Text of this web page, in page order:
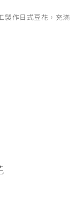
製作日式豆花，充滿